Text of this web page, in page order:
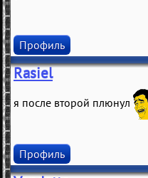
Профиль
Rasiel
я после второй плюнул
Профиль